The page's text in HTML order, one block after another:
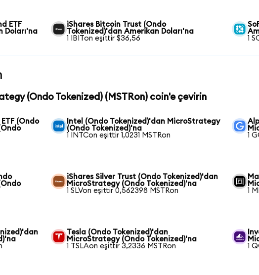
ETF
Doları'na
iShares Bitcoin Trust (Ondo
Tokenized)'dan Amerikan Doları'na
1 IBITon eşittir $36,56
1
(Ondo Tokenized) (MSTRon) coin'e çevirin
(Ondo
Intel (Ondo Tokenized)'dan MicroStrategy
(Ondo Tokenized)'na
1 INTCon eşittir 1,0231 MSTRon
1
iShares Silver Trust (Ondo Tokenized)'dan
MicroStrategy (Ondo Tokenized)'na
1 SLVon eşittir 0,562398 MSTRon
1
Tesla (Ondo Tokenized)'dan
MicroStrategy (Ondo Tokenized)'na
1 TSLAon eşittir 3,2336 MSTRon
1